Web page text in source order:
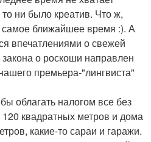
ни было креатив. Что ж,
самое ближайшее время :). А
впечатлениями о свежей
закона о роскоши направлен
премьера-"лингвиста"
облагать налогом все без
квадратных метров и дома
какие-то сараи и гаражи.